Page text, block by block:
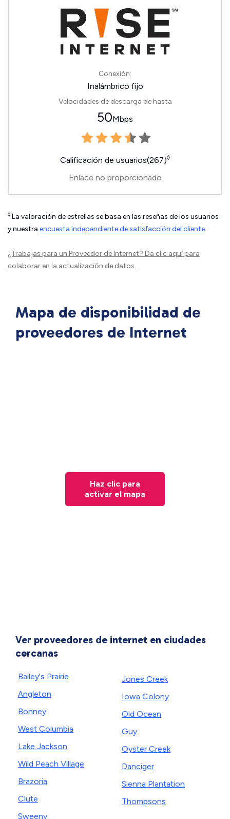
Conexión:
Inalámbrico fijo
Velocidades de descarga de hasta
50Mbps
Calificación de usuarios(267)◊
Enlace no proporcionado
◊ La valoración de estrellas se basa en las reseñas de los usuarios
y nuestra encuesta independiente de satisfacción del cliente.
¿Trabajas para un Proveedor de Internet? Da clic aquípara
colaborar en la actualización de datos.
Mapa de disponibilidad de
proveedores de Internet
Haz clic para
activar el mapa
Ver proveedores de internet en ciudades
cercanas
Bailey's Prairie
Angleton
Bonney
West Columbia
Lake Jackson
Wild Peach Village
Brazoria
Clute
Sweeny
Jones Creek
Iowa Colony
Old Ocean
Guy
Oyster Creek
Danciger
Sienna Plantation
Thompsons